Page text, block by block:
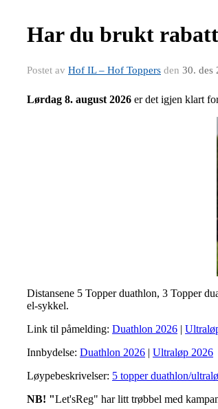
Har du brukt
Postet av Hof IL – Hof Toppers den 30. des
Lørdag 8. august 2026 er det igjen klart
Distansene 5 Topper duathlon, 3 Topper
el-sykkel.
Link til påmelding: Duathlon 2026 |
Innbydelse: Duathlon 2026 | Ultraløp 2026
Løypebeskrivelser: 5 topper duathlon/
NB! "Let'sReg" har litt trøbbel med